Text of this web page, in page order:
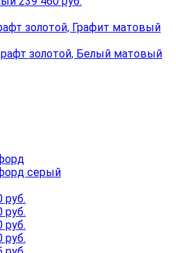
золотой, Графит матовый
золотой, Белый матовый
серый
руб.
руб.
руб.
руб.